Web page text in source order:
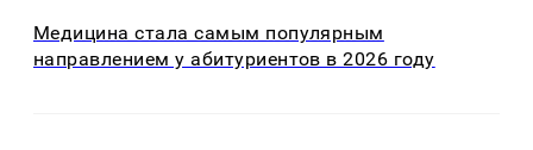
Медицина стала самым популярным
направлением у абитуриентов в 2026 году